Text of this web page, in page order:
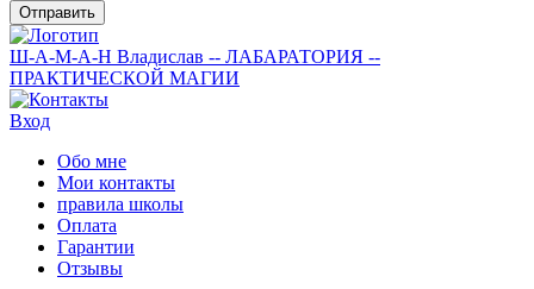
Отправить
Ш-А-М-А-Н Владислав -- ЛАБАРАТОРИЯ --
ПРАКТИЧЕСКОЙ МАГИИ
Вход
Обо мне
Мои контакты
правила школы
Оплата
Гарантии
Отзывы